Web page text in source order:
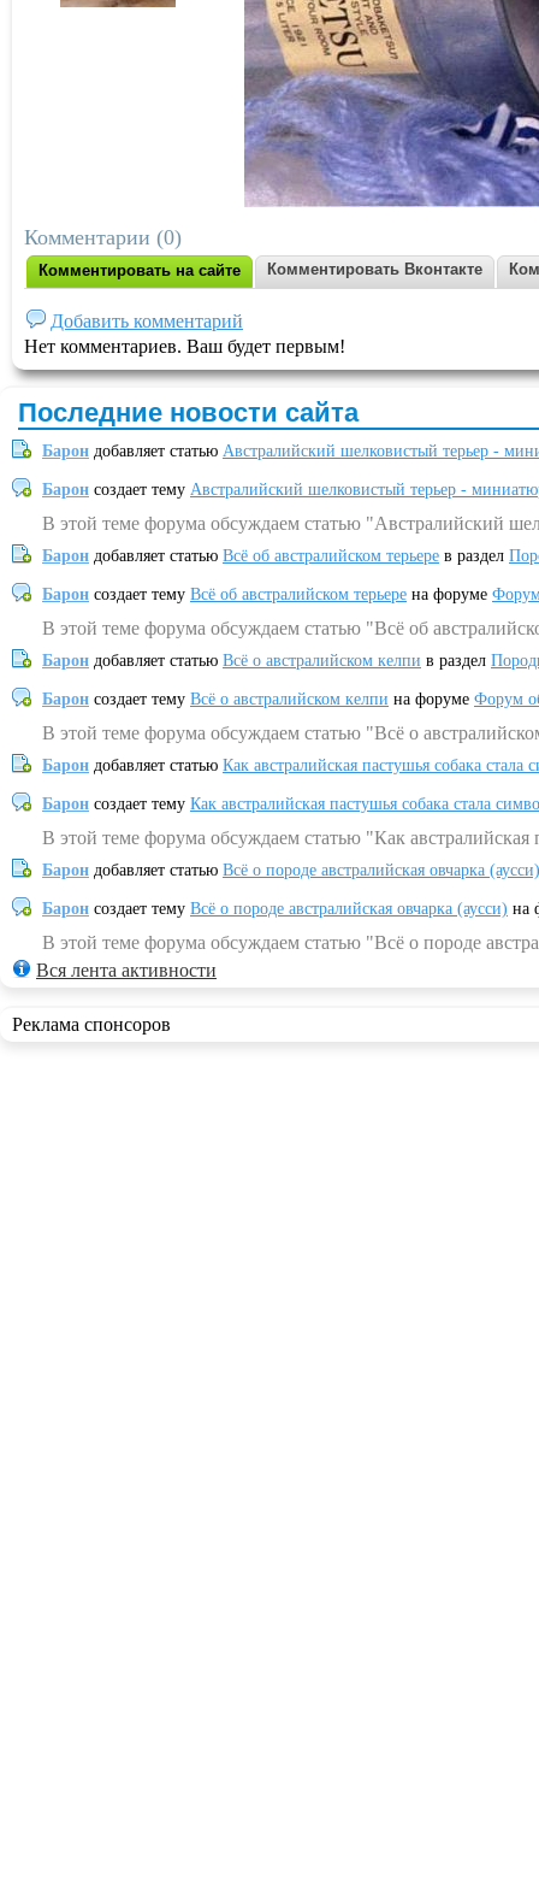
Комментарии (0)
Комментировать на сайте Комментировать Вконтакте
Добавить комментарий
Нет комментариев. Ваш будет первым!
Последние новости сайта
Барон добавляет статью Австралийский шелковистый терьер -
Барон создает тему Австралийский шелковистый терьер -
В этой теме форума обсуждаем статью "Австралийский
Барон добавляет статью Всё об австралийском терьере в раздел
Барон создает тему Всё об австралийском терьере на форуме
В этой теме форума обсуждаем статью "Всё об
Барон добавляет статью Всё о австралийском келпи в раздел
Барон создает тему Всё о австралийском келпи на форуме Форум
В этой теме форума обсуждаем статью "Всё о
Барон добавляет статью Как австралийская пастушья собака
Барон создает тему Как австралийская пастушья собака стала
В этой теме форума обсуждаем статью "Как
Барон добавляет статью Всё о породе австралийская овчарка (аусси)
Барон создает тему Всё о породе австралийская овчарка (аусси) на
В этой теме форума обсуждаем статью "Всё о породе
Вся лента активности
Реклама спонсоров